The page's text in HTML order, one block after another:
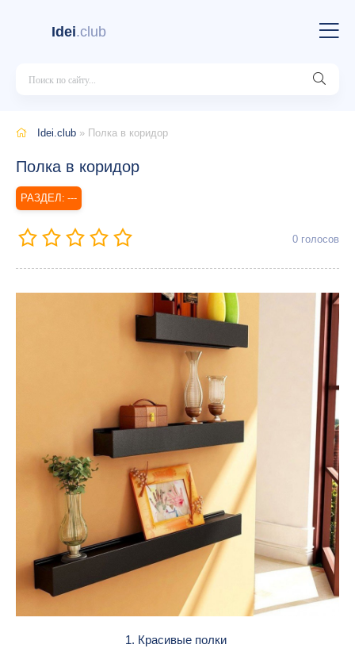
Idei.club
Idei.club » Полка в коридор
Полка в коридор
---
0 голосов
1. Красивые полки